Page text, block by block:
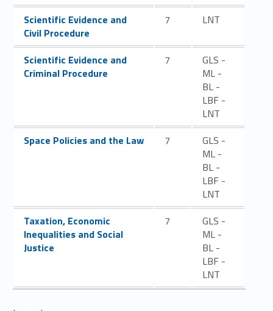
Link identifier #identifier__144996-60
Scientific Evidence and
Civil Procedure
7 LNT
Link identifier #identifier__149280-61
Scientific Evidence and
Criminal Procedure
7
GLS -
ML -
BL -
LBF -
LNT
Link identifier #identifier__60026-62
Space Policies and the Law 7
GLS -
ML -
BL -
LBF -
LNT
Link identifier #identifier__19683-63
Taxation, Economic
Inequalities and Social
Justice
7
GLS -
ML -
BL -
LBF -
LNT